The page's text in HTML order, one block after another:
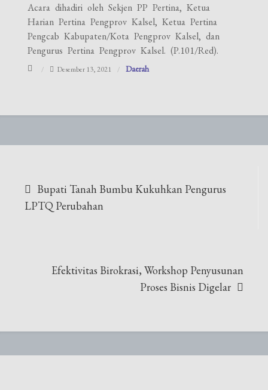
Acara dihadiri oleh Sekjen PP Pertina, Ketua
Harian Pertina Pengprov Kalsel, Ketua Pertina
Pengcab Kabupaten/Kota Pengprov Kalsel, dan
Pengurus Pertina Pengprov Kalsel. (P.101/Red).
Desember 13, 2021 Daerah
pos
Bupati Tanah Bumbu Kukuhkan Pengurus
LPTQ Perubahan
Efektivitas Birokrasi, Workshop Penyusunan
Proses Bisnis Digelar